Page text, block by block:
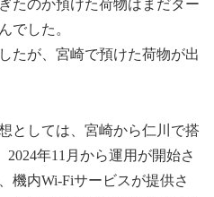
たのか預けた荷物はまだター
でした。
たが、宮崎で預けた荷物が出
としては、宮崎から仁川で搭
2024年11月から運用が開始さ
機内Wi-Fiサービスが提供さ